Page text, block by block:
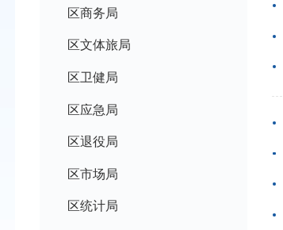
区商务局
区文体旅局
区卫健局
区应急局
区退役局
区市场局
区统计局